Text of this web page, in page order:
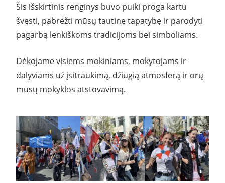
Šis išskirtinis renginys buvo puiki proga kartu
švęsti, pabrėžti mūsų tautinę tapatybę ir parodyti
pagarbą lenkiškoms tradicijoms bei simboliams.
Dėkojame visiems mokiniams, mokytojams ir
dalyviams už įsitraukimą, džiugią atmosferą ir orų
mūsų mokyklos atstovavimą.